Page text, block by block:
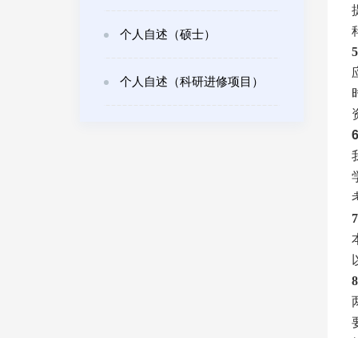
个人自述（硕士）
个人自述（科研进修项目）